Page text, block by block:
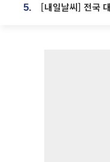
5. [내일날씨] 전국